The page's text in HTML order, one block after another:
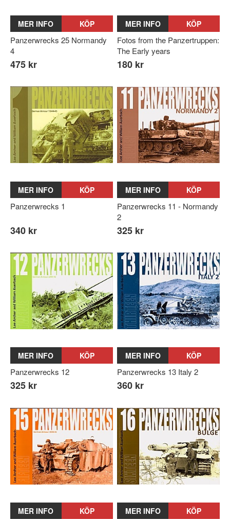
MER INFO KÖP
Panzerwrecks 25 Normandy
4
475 kr
MER INFO KÖP
Fotos from the Panzertruppen:
The Early years
180 kr
MER INFO KÖP
Panzerwrecks 1
340 kr
MER INFO KÖP
Panzerwrecks 11 - Normandy
2
325 kr
MER INFO KÖP
Panzerwrecks 12
325 kr
MER INFO KÖP
Panzerwrecks 13 Italy 2
360 kr
MER INFO KÖP MER INFO KÖP